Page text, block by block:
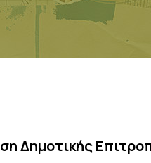
Δημοτικής